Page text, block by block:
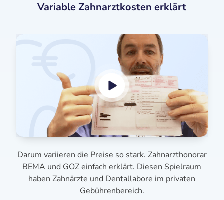
Variable Zahnarztkosten erklärt
Darum variieren die Preise so stark. Zahnarzthonorar
BEMA und GOZ einfach erklärt. Diesen Spielraum
haben Zahnärzte und Dentallabore im privaten
Gebührenbereich.